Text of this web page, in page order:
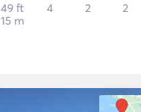
49 ft
15 m
4 2 2